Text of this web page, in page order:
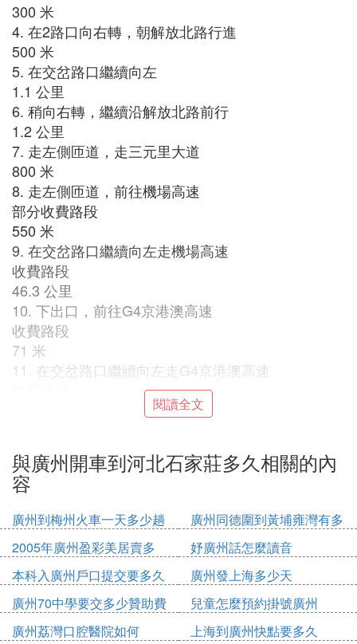
300 米
4. 在2路口向右轉，朝解放北路行進
500 米
5. 在交岔路口繼續向左
1.1 公里
6. 稍向右轉，繼續沿解放北路前行
1.2 公里
7. 走左側匝道，走三元里大道
800 米
8. 走左側匝道，前往機場高速
部分收費路段
550 米
9. 在交岔路口繼續向左走機場高速
收費路段
46.3 公里
10. 下出口，前往G4京港澳高速
收費路段
71 米
11. 在交岔路口繼續向左走G4京港澳高速
收費路段
250 米
13. 在交岔路口繼續向左走鉛虧裕華東路
部分收費路段
7.6 公里
14. 向右轉，叢念進入建設南大街
850 米
15. 在3路口向右轉，朝中山東路行進
270 米
閱讀全文
與廣州開車到河北石家莊多久相關的內
容
廣州到梅州火車一天多少趟
廣州同德圍到黃埔雍灣有多
少公里
2005年廣州盈彩美居賣多
少錢
妤廣州話怎麼讀音
本科入廣州戶口提交要多久
廣州發上海多少天
廣州70中學要交多少贊助費
兒童怎麼預約掛號廣州
廣州荔灣口腔醫院如何
上海到廣州快點要多久